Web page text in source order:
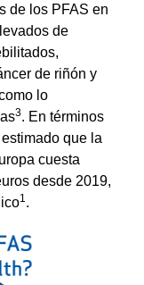
de los PFAS en
de
de riñón y
lo
3. En términos
que la
cuesta
desde 2019,
1.